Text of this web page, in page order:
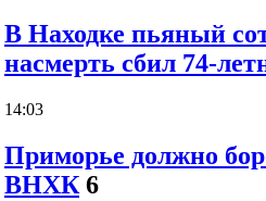
В Находке пьяный
насмерть сбил 74-
14:03
Приморье должно
ВНХК 6